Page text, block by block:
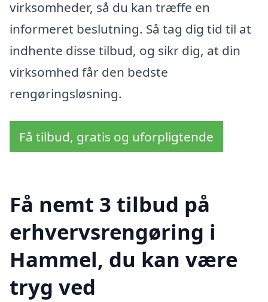
virksomheder, så du kan træffe en
informeret beslutning. Så tag dig tid til at
indhente disse tilbud, og sikr dig, at din
virksomhed får den bedste
rengøringsløsning.
Få tilbud, gratis og uforpligtende
Få nemt 3 tilbud på
erhvervsrengøring i
Hammel, du kan være
tryg ved